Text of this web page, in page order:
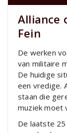
Alliance
Fein
De werken
van militaire
De huidige
een vredige.
staan die
muziek moet
De laatste